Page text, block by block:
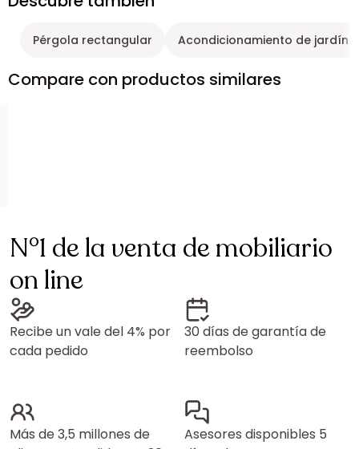
Pérgola rectangular Acondicionamiento de jardín
Compare con productos similares
N°1 de la venta de mobiliario
on line
Recibe un vale del 4% por
cada pedido
30 días de garantía de
reembolso
Más de 3,5 millones de
Asesores disponibles 5